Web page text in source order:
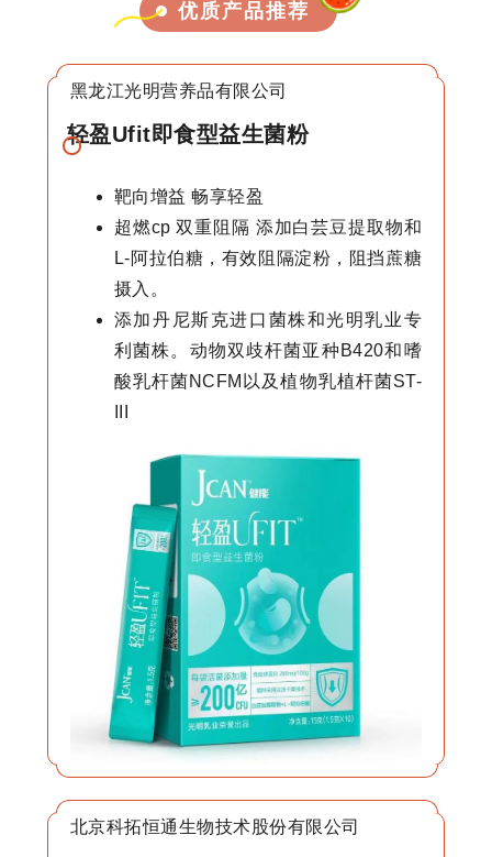
优质产品推荐
黑龙江光明营养品有限公司
轻盈Ufit即食型益生菌粉
靶向增益 畅享轻盈
超燃cp 双重阻隔 添加白芸豆提取物和
L-阿拉伯糖，有效阻隔淀粉，阻挡蔗糖
摄入。
添加丹尼斯克进口菌株和光明乳业专
利菌株。动物双歧杆菌亚种B420和嗜
酸乳杆菌NCFM以及植物乳植杆菌ST-
北京科拓恒通生物技术股份有限公司